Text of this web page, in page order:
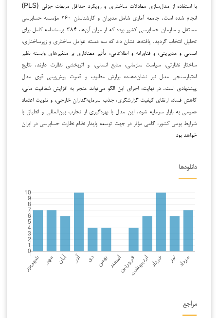
با استفاده از مدل‌سازی معادلات ساختاری و رویکرد حداقل مربعات جزئی (PLS)
انجام شده است. جامعه آماری شامل مدیران و کارشناسان ۲۶۰ مؤسسه حسابرسی
مستقل و سازمان حسابرسی کشور بوده که از میان آن‌ها، ۳۸۴ پرسشنامه کامل برای
تحلیل انتخاب گردید. یافته‌ها نشان داد که سه دسته عوامل ساختاری و زیرساختاری،
انسانی و مدیریتی، و فناورانه و اطلاعاتی، تأثیر معناداری بر متغیرهای وابسته نظیر
ساختار نظارتی، سیاست سازمانی، منابع انسانی، و اثربخشی نظارت دارند. نتایج
اعتبارسنجی مدل نیز نشان‌دهنده برازش مطلوب و قدرت پیش‌بینی قوی مدل
پیشنهادی است. در نهایت، اجرای این الگو می‌تواند منجر به افزایش شفافیت مالی،
کاهش فساد، ارتقای کیفیت گزارشگری، جذب سرمایه‌گذاران خارجی، و تقویت اعتماد
عمومی به بازار سرمایه شود. این مدل با بهره‌گیری از تجارب بین‌المللی و انطباق با
شرایط بومی کشور، گامی مؤثر در جهت توسعه پایدار نظام نظارت حسابرسی در ایران
خواهد بود
دانلودها
مراجع